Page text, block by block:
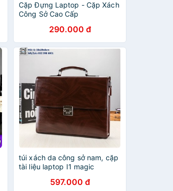
Cặp Đựng Laptop - Cặp Xách
Công Sở Cao Cấp
290.000 đ
túi xách da công sở nam, cặp
tài liệu laptop I1 magic
597.000 đ